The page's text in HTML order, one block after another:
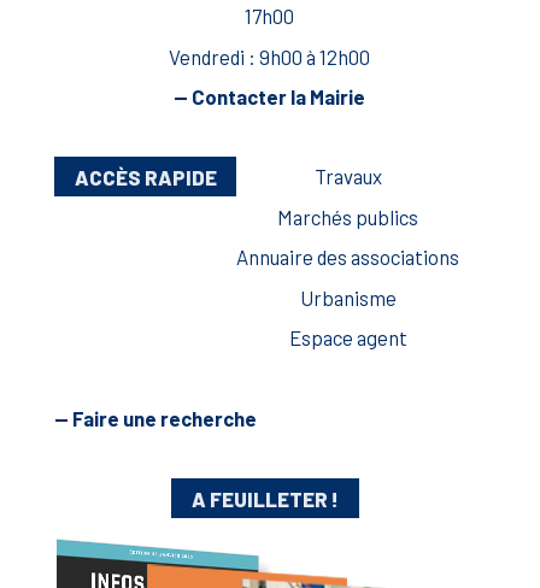
17h00
Vendredi : 9h00 à 12h00
— Contacter la Mairie
ACCÈS RAPIDE
Travaux
Marchés publics
Annuaire des associations
Urbanisme
Espace agent
— Faire une recherche
A FEUILLETER !